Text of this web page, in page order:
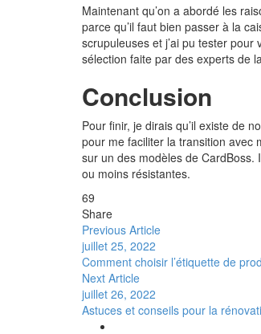
Maintenant qu’on a abordé les
parce qu’il faut bien passer à la
scrupuleuses et j’ai pu tester
sélection faite par des experts de
Conclusion
Pour finir, je dirais qu’il existe de
pour me faciliter la transition avec
sur un des modèles de CardBoss.
ou moins résistantes.
69
Share
Previous Article
juillet 25, 2022
Comment choisir l’étiquette de
Next Article
juillet 26, 2022
Astuces et conseils pour la